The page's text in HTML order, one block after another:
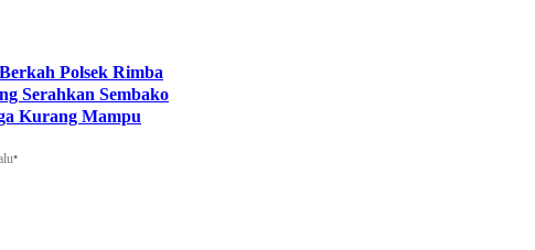
Polsek Rimba
Serahkan Sembako
Kurang Mampu
•